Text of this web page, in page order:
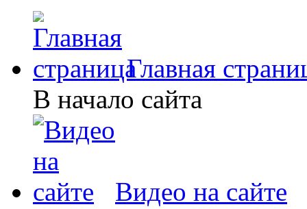
Главная
В начало сайта
Видео на сайте